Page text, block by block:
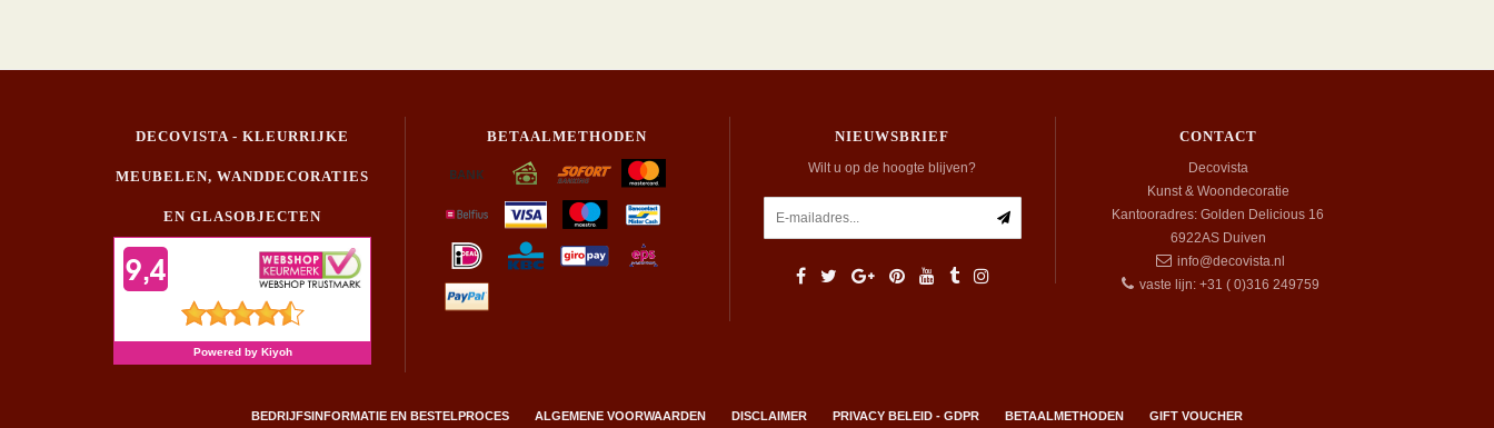
DECOVISTA - KLEURRIJKE
MEUBELEN, WANDDECORATIES
EN GLASOBJECTEN
BETAALMETHODEN NIEUWSBRIEF
Wilt u op de hoogte blijven?
CONTACT
Decovista
Kunst & Woondecoratie
Kantooradres: Golden Delicious 16
6922AS Duiven
info@decovista.nl
vaste lijn: +31 ( 0)316 249759
BEDRIJFSINFORMATIE EN BESTELPROCES ALGEMENE VOORWAARDEN DISCLAIMER PRIVACY BELEID - GDPR BETAALMETHODEN GIFT VOUCHER